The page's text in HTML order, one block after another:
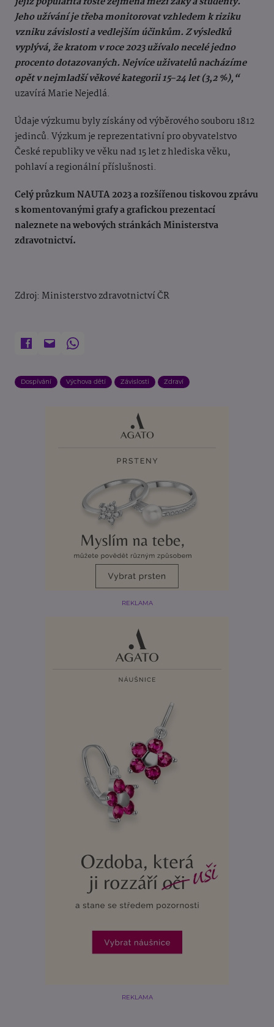
Jeho užívání je třeba monitorovat vzhledem k riziku
vzniku závislosti a vedlejším účinkům. Z výsledků
vyplývá, že kratom v roce 2023 užívalo necelé jedno
procento dotazovaných. Nejvíce uživatelů nacházíme
opět v nejmladší věkové kategorii 15‒24 let (3,2 %),“
uzavírá Marie Nejedlá.
Údaje výzkumu byly získány od výběrového souboru 1812
jedinců. Výzkum je reprezentativní pro obyvatelstvo
České republiky ve věku nad 15 let z hlediska věku,
pohlaví a regionální příslušnosti.
Celý průzkum NAUTA 2023 a rozšířenou tiskovou zprávu
s komentovanými grafy a grafickou prezentací
naleznete na webových stránkách Ministerstva
zdravotnictví.
Zdroj: Ministerstvo zdravotnictví ČR
Dospívání Výchova dětí Závislosti Zdraví
REKLAMA
REKLAMA